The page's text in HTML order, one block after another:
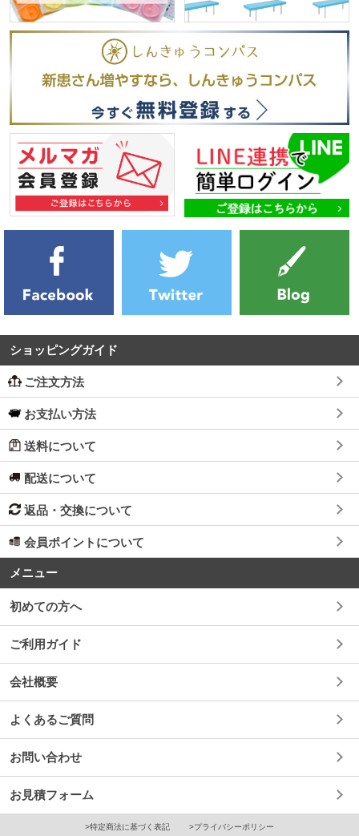
ショッピングガイド
ご注文方法
お支払い方法
送料について
配送について
返品・交換について
会員ポイントについて
メニュー
初めての方へ
ご利用ガイド
会社概要
よくあるご質問
お問い合わせ
お見積フォーム
>特定商法に基づく表記 >プライバシーポリシー